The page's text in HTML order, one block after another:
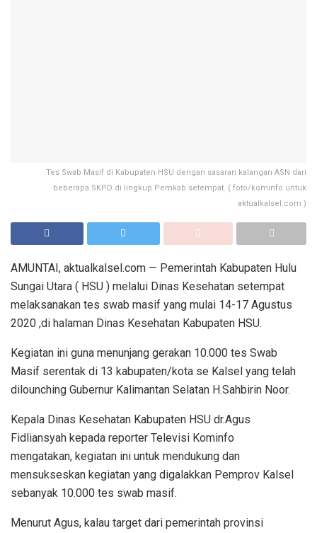
Tes Swab Masif di Kabupaten HSU dengan sasaran kalangan ASN dari
beberapa SKPD di lingkup Pemkab setempat. ( foto/kominfo untuk
aktualkalsel.com )
AMUNTAI, aktualkalsel.com — Pemerintah Kabupaten Hulu
Sungai Utara ( HSU ) melalui Dinas Kesehatan setempat
melaksanakan tes swab masif yang mulai 14-17 Agustus
2020 ,di halaman Dinas Kesehatan Kabupaten HSU.
Kegiatan ini guna menunjang gerakan 10.000 tes Swab
Masif serentak di 13 kabupaten/kota se Kalsel yang telah
dilounching Gubernur Kalimantan Selatan H.Sahbirin Noor.
Kepala Dinas Kesehatan Kabupaten HSU dr.Agus
Fidliansyah kepada reporter Televisi Kominfo
mengatakan, kegiatan ini untuk mendukung dan
mensukseskan kegiatan yang digalakkan Pemprov Kalsel
sebanyak 10.000 tes swab masif.
Menurut Agus, kalau target dari pemerintah provinsi